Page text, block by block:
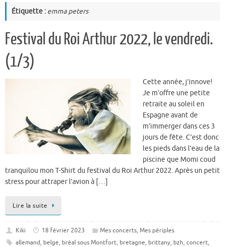
Étiquette : emma peters
Festival du Roi Arthur 2022, le vendredi.
(1/3)
Cette année, j’innove!
Je m’offre une petite
retraite au soleil en
Espagne avant de
m’immerger dans ces 3
jours de fête. C’est donc
les pieds dans l’eau de la
piscine que Momi coud
tranquilou mon T-Shirt du festival du Roi Arthur 2022. Après un petit
stress pour attraper l’avion à […]
Lire la suite
Kiki 18 février 2023 Mes concerts, Mes périples
allemand, belge, bréal sous Montfort, bretagne, brittany, bzh, concert,